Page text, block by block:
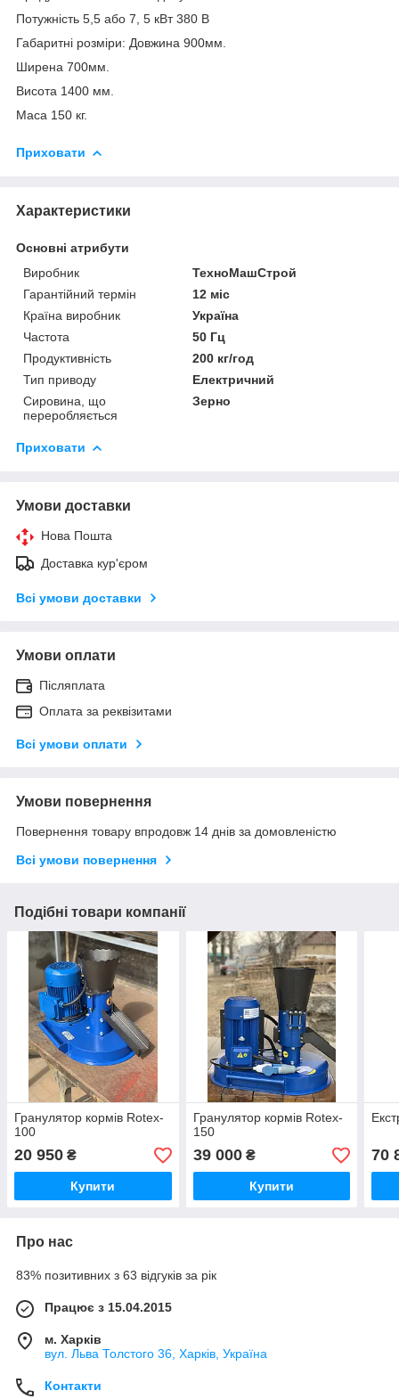
Потужність 5,5 або 7, 5 кВт 380 В
Габаритні розміри: Довжина 900мм.
Ширена 700мм.
Висота 1400 мм.
Маса 150 кг.
Приховати
Характеристики
Основні атрибути
Виробник
ТехноМашСтрой
Гарантійний термін
12 міс
Країна виробник
Україна
Частота
50 Гц
Продуктивність
200 кг/год
Тип приводу
Електричний
Сировина, що
переробляється
Зерно
Приховати
Умови доставки
Нова Пошта
Доставка кур'єром
Всі умови доставки
Умови оплати
Післяплата
Оплата за реквізитами
Всі умови оплати
Умови повернення
Повернення товару впродовж 14 днів за домовленістю
Всі умови повернення
Подібні товари компанії
Гранулятор кормів Rotex-
100
20 950 ₴
Купити
Гранулятор кормів Rotex-
150
39 000₴
Купити
70
Про нас
83% позитивних з 63 відгуків за рік
Працює з 15.04.2015
м. Харків
вул. Льва Толстого 36, Харків, Україна
Контакти